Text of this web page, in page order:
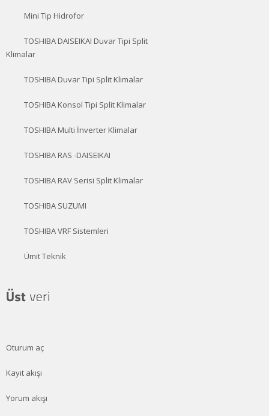
Mini Tip Hidrofor
TOSHIBA DAISEIKAI Duvar Tipi Split
Klimalar
TOSHIBA Duvar Tipi Split Klimalar
TOSHIBA Konsol Tipi Split Klimalar
TOSHIBA Multi İnverter Klimalar
TOSHIBA RAS -DAISEIKAI
TOSHIBA RAV Serisi Split Klimalar
TOSHIBA SUZUMI
TOSHIBA VRF Sistemleri
Ümit Teknik
Oturum aç
Kayıt akışı
Yorum akışı